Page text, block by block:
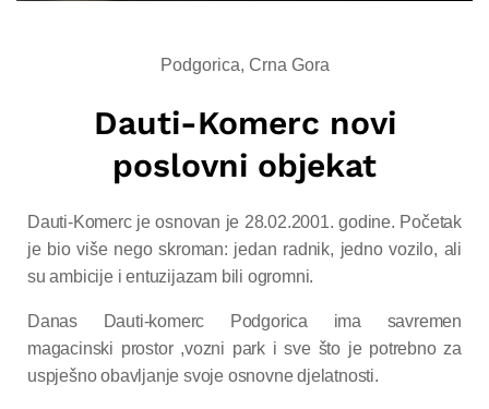
Podgorica, Crna Gora
Dauti-Komerc novi
poslovni objekat
Dauti-Komerc je osnovan je 28.02.2001. godine. Početak
je bio više nego skroman: jedan radnik, jedno vozilo, ali
su ambicije i entuzijazam bili ogromni.
Danas Dauti-komerc Podgorica ima savremen
magacinski prostor ,vozni park i sve što je potrebno za
uspješno obavljanje svoje osnovne djelatnosti.